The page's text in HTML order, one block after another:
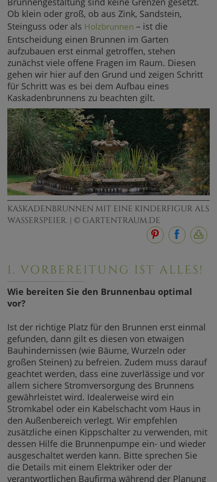
Ob klein oder groß, ob aus Zink, Sandstein,
Steinguss oder als Holzbrunnen – ist die
Entscheidung einen Brunnen im Garten
aufzubauen erst einmal getroffen, stehen
zunächst viele offene Fragen im Raum. Diesen
gehen wir hier auf den Grund und zeigen Schritt
für Schritt was es bei dem Aufbau eines
Kaskadenbrunnens zu beachten gilt.
KASKADENBRUNNEN MIT EINE KINDERFIGUR ALS
WASSERSPEIER. | © GARTENTRAUM.DE
1. VORBEREITUNG IST ALLES!
Wie bereiten Sie den Brunnenbau optimal
vor?
Ist der richtige Platz für den Brunnen erst einmal
gefunden, dann gilt es diesen von etwaigen
Bauhindernissen (wie Bäume, Wurzeln oder
großen Steinen) zu befreien. Zudem muss darauf
geachtet werden, dass eine zuverlässige und vor
allem sichere Stromversorgung des Brunnens
gewährleistet wird. Idealerweise wird ein
Stromkabel oder ein Kabelschacht vom Haus in
den Außenbereich verlegt. Wir empfehlen
zusätzliche einen Kippschalter zu verwenden, mit
dessen Hilfe die Brunnenpumpe ein- und wieder
ausgeschaltet werden kann. Bitte sprechen Sie
die Details mit einem Elektriker oder der
verantwortlichen Baufirma während der Planung